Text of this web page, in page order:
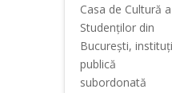
Casa de Cultură a
Studenților din
București,
publică
subordonată